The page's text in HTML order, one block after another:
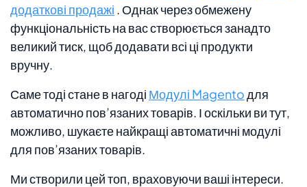
додаткові продажі . Однак через обмежену
функціональність на вас створюється занадто
великий тиск, щоб додавати всі ці продукти
вручну.
Саме тоді стане в нагоді Модулі Magentoдля
автоматично пов’язаних товарів. І оскільки ви тут,
можливо, шукаєте найкращі автоматичні модулі
для пов’язаних товарів.
Ми створили цей топ, враховуючи ваші інтереси.